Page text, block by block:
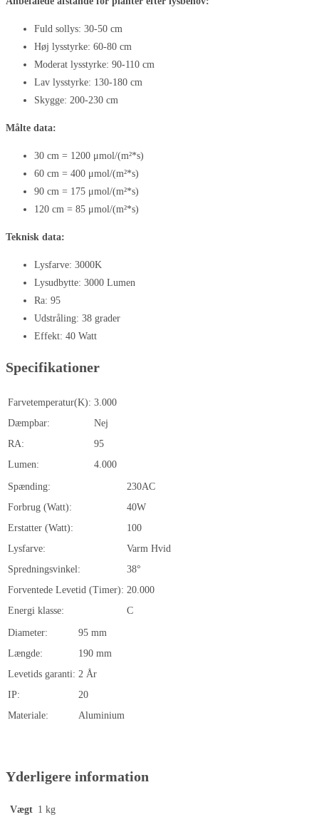
Fuld sollys: 30-50 cm
Høj lysstyrke: 60-80 cm
Moderat lysstyrke: 90-110 cm
Lav lysstyrke: 130-180 cm
Skygge: 200-230 cm
Målte data:
30 cm = 1200 μmol/(m²*s)
60 cm = 400 μmol/(m²*s)
90 cm = 175 μmol/(m²*s)
120 cm = 85 μmol/(m²*s)
Teknisk data:
Lysfarve: 3000K
Lysudbytte: 3000 Lumen
Ra: 95
Udstråling: 38 grader
Effekt: 40 Watt
Specifikationer
Farvetemperatur(K): 3.000
Dæmpbar:
Nej
RA:
95
Lumen:
4.000
Spænding:
230AC
Forbrug (Watt):
40W
Erstatter (Watt):
100
Lysfarve:
Varm Hvid
Spredningsvinkel:
38°
Forventede Levetid (Timer): 20.000
Energi klasse:
C
Diameter:
95 mm
Længde:
190 mm
Levetids garanti: 2 År
IP:
20
Materiale:
Aluminium
Yderligere information
Vægt 1 kg